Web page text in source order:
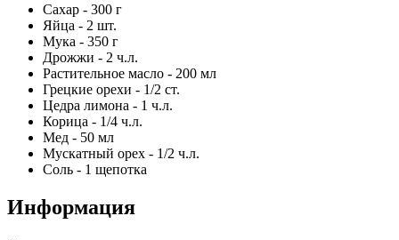
Сахар - 300 г
Яйца - 2 шт.
Мука - 350 г
Дрожжи - 2 ч.л.
Растительное масло - 200 мл
Грецкие орехи - 1/2 ст.
Цедра лимона - 1 ч.л.
Корица - 1/4 ч.л.
Мед - 50 мл
Мускатный орех - 1/2 ч.л.
Соль - 1 щепотка
Информация